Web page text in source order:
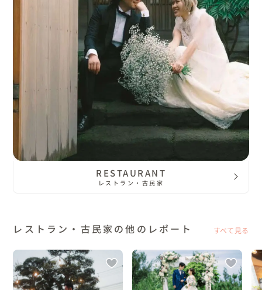
RESTAURANT
レストラン・古民家
レストラン・古民家の他のレポート すべて見る